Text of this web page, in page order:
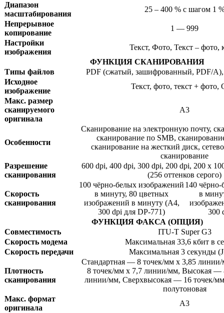
Диапазон
масштабирования
25 – 400 % с шагом 1
Непрерывное
копирование
1 — 999
Настройки
изображения
Текст, Фото, Текст – фото,
ФУНКЦИЯ СКАНИРОВАНИЯ
Типы файлов
PDF (сжатый, зашифрованный, PDF/
Исходное
изображение
Текст, фото, текст + фото,
Макс. размер
сканируемого
оригинала
А3
Особенности
Сканирование на электронную почту,
сканирование по SMB,
сканирование на жесткий диск,
сканирование
Разрешение
сканирования
600 dpi, 400 dpi, 300 dpi, 200 dpi, 200 x
(256 оттенков серого)
Скорость
сканирования
100 чёрно-белых изображений
в минуту, 80 цветных
изображений в минуту (A4,
300 dpi для DP-771)
140
в
300
ФУНКЦИЯ ФАКСА (ОПЦИЯ)
Совместимость
ITU-T Super G3
Скорость модема
Максимальная 33,6 кбит в
Скорость передачи
Максимальная 3 секунды
Плотность
сканирования
Стандартная — 8 точек/мм x 3,85
8 точек/мм x 7,7 линии/мм, Высокая —
линии/мм, Сверхвысокая — 16 точек/
полутоновая
Макс. формат
оригинала
А3